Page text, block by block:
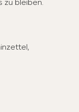
zu bleiben.